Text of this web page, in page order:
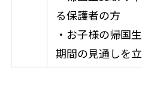
る保護者の方
・お子様の帰国
期間の見通しを